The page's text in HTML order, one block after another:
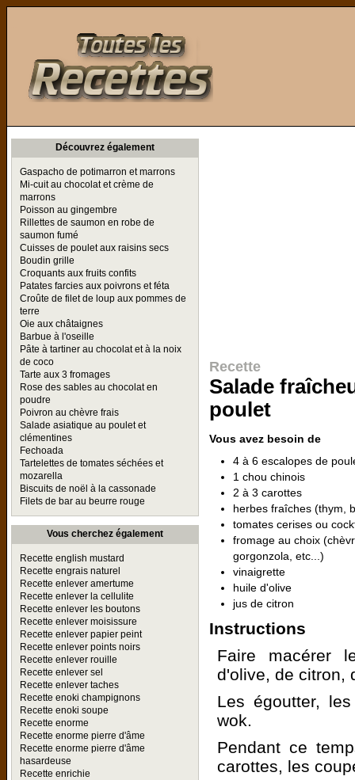
Découvrez également
Gaspacho de potimarron et marrons
Mi-cuit au chocolat et crème de
marrons
Poisson au gingembre
Rillettes de saumon en robe de
saumon fumé
Cuisses de poulet aux raisins secs
Boudin grille
Croquants aux fruits confits
Patates farcies aux poivrons et féta
Croûte de filet de loup aux pommes de
terre
Oie aux châtaignes
Barbue à l'oseille
Pâte à tartiner au chocolat et à la noix
de coco
Tarte aux 3 fromages
Rose des sables au chocolat en
poudre
Poivron au chèvre frais
Salade asiatique au poulet et
clémentines
Fechoada
Tartelettes de tomates séchées et
mozarella
Biscuits de noël à la cassonade
Filets de bar au beurre rouge
Vous cherchez également
Recette english mustard
Recette engrais naturel
Recette enlever amertume
Recette enlever la cellulite
Recette enlever les boutons
Recette enlever moisissure
Recette enlever papier peint
Recette enlever points noirs
Recette enlever rouille
Recette enlever sel
Recette enlever taches
Recette enoki champignons
Recette enoki soupe
Recette enorme
Recette enorme pierre d'âme
Recette enorme pierre d'âme
hasardeuse
Recette enrichie
Recette
Salade
poulet
Vous avez besoin de
4 à 6 escalopes de
1 chou chinois
2 à 3 carottes
herbes fraîches (thym,
tomates cerises ou
fromage au choix
gorgonzola, etc...)
vinaigrette
huile d'olive
jus de citron
Instructions
Faire macérer
d'olive, de citron,
Les égoutter,
wok.
Pendant ce
carottes, les